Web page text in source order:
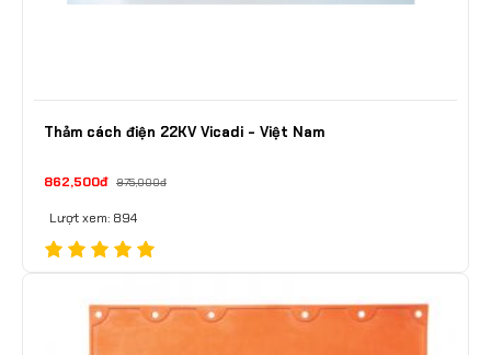
Thảm cách điện 22KV Vicadi - Việt Nam
862,500đ 975,000đ
Lượt xem: 894